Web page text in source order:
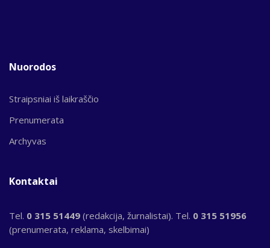
Nuorodos
Straipsniai iš laikraščio
Prenumerata
Archyvas
Kontaktai
Tel. 0 315 51449 (redakcija, žurnalistai). Tel. 0 315 51956
(prenumerata, reklama, skelbimai)